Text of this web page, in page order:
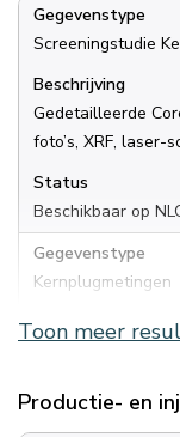
Beschikbaar op
Gegevenstype
Gecombineerd
Beschrijving
Composite LAS-
Status
Beschikbaar op
Gegevenstype
Verticaal
Beschrijving
rapport
Status
Gegevenstype
Screeningstudie
Beschrijving
Gedetailleerde
foto’s, XRF,
Status
Beschikbaar op
Gegevenstype
Kernplugmetingen
Beschrijving
Status
Beschikbaar op
Toon meer
Productie- en